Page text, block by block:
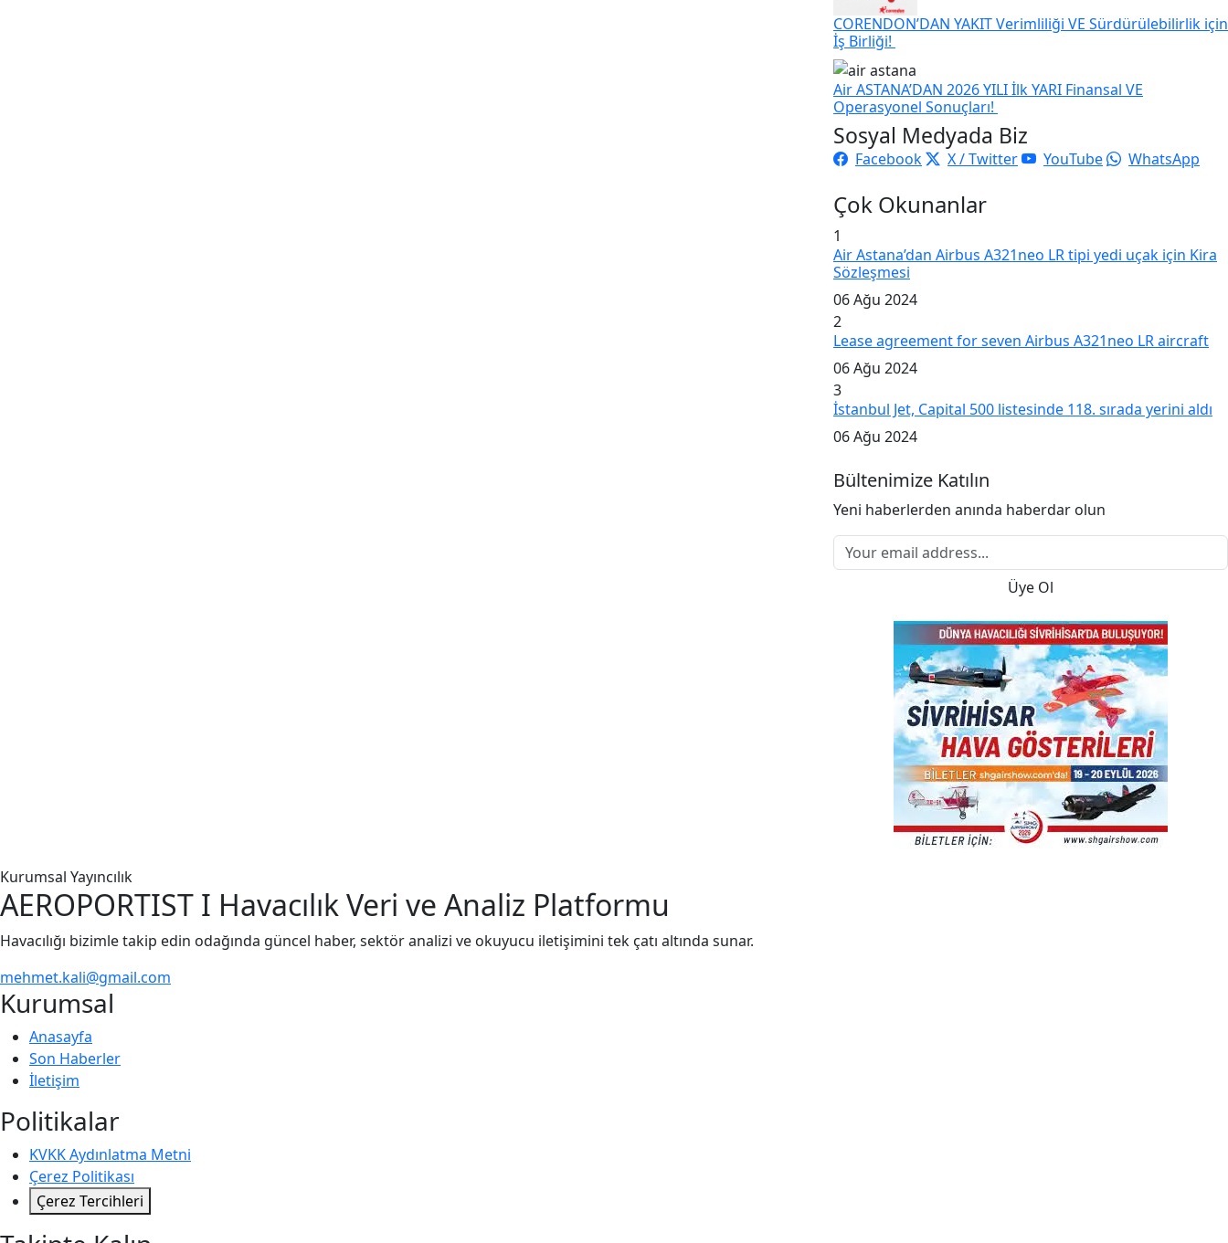
CORENDON’DAN YAKIT Verimliliği VE Sürdürülebilirlik için
İş Birliği!
Air ASTANA’DAN 2026 YILI İlk YARI Finansal VE
Operasyonel Sonuçları!
Sosyal Medyada Biz
Facebook X / Twitter YouTube WhatsApp
Çok Okunanlar
1
Air Astana’dan Airbus A321neo LR tipi yedi uçak için Kira
Sözleşmesi
06 Ağu 2024
2
Lease agreement for seven Airbus A321neo LR aircraft
06 Ağu 2024
3
İstanbul Jet, Capital 500 listesinde 118. sırada yerini aldı
06 Ağu 2024
Bültenimize Katılın
Yeni haberlerden anında haberdar olun
Üye Ol
Kurumsal Yayıncılık
AEROPORTIST I Havacılık Veri ve Analiz Platformu
Havacılığı bizimle takip edin odağında güncel haber, sektör analizi ve okuyucu iletişimini tek çatı altında sunar.
mehmet.kali@gmail.com
Kurumsal
Anasayfa
Son Haberler
İletişim
Politikalar
KVKK Aydınlatma Metni
Çerez Politikası
Çerez Tercihleri